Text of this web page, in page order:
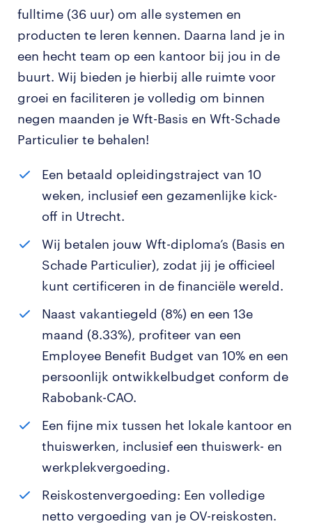
fulltime (36 uur) om alle systemen en
producten te leren kennen. Daarna land je in
een hecht team op een kantoor bij jou in de
buurt. Wij bieden je hierbij alle ruimte voor
groei en faciliteren je volledig om binnen
negen maanden je Wft-Basis en Wft-Schade
Particulier te behalen!
Een betaald opleidingstraject van 10
weken, inclusief een gezamenlijke kick-
off in Utrecht.
Wij betalen jouw Wft-diploma’s (Basis en
Schade Particulier), zodat jij je officieel
kunt certificeren in de financiële wereld.
Naast vakantiegeld (8%) en een 13e
maand (8.33%), profiteer van een
Employee Benefit Budget van 10% en een
persoonlijk ontwikkelbudget conform de
Rabobank-CAO.
Een fijne mix tussen het lokale kantoor en
thuiswerken, inclusief een thuiswerk- en
werkplekvergoeding.
Reiskostenvergoeding: Een volledige
netto vergoeding van je OV-reiskosten.